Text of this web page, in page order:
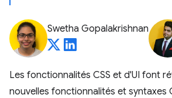
Swetha Gopalakrishnan
Les fonctionnalités CSS et d'UI font
nouvelles fonctionnalités et syntaxes